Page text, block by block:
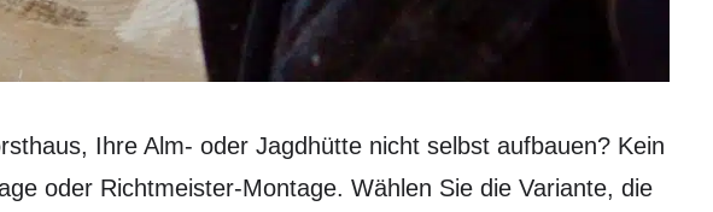
Ihre Alm- oder Jagdhütte nicht selbst aufbauen? Kein
oder Richtmeister-Montage. Wählen Sie die Variante, die